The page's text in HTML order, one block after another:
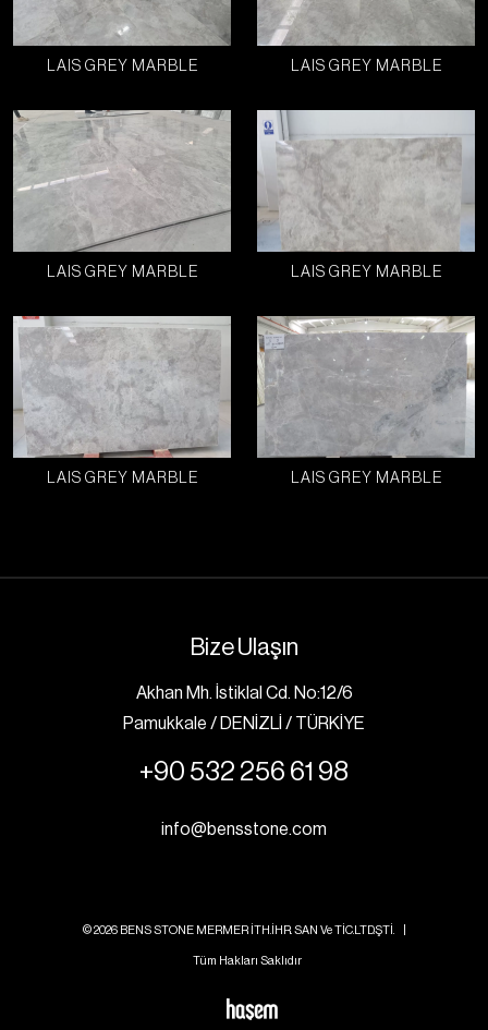
LAIS GREY MARBLE LAIS GREY MARBLE
LAIS GREY MARBLE LAIS GREY MARBLE
LAIS GREY MARBLE LAIS GREY MARBLE
Bize Ulaşın
Akhan Mh. İstiklal Cd. No:12/6
Pamukkale / DENİZLİ / TÜRKİYE
+90 532 256 61 98
info@bensstone.com
© 2026 BENS STONE MERMER İTH.İHR. SAN Ve TİC.LTD.ŞTİ. |
Tüm Hakları Saklıdır